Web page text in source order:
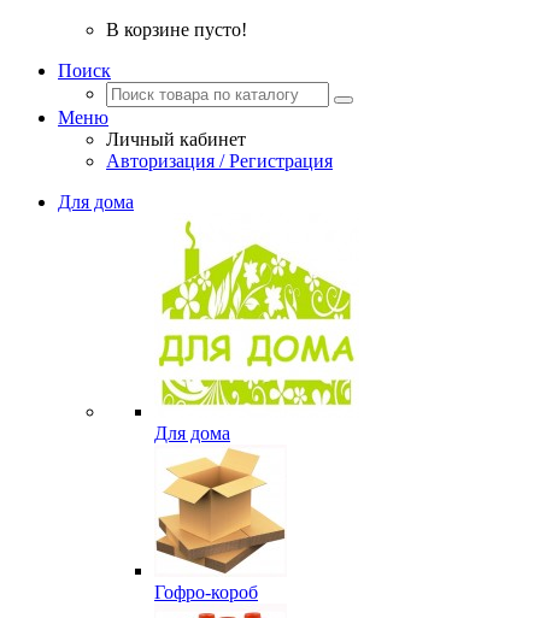
В корзине пусто!
Поиск
Меню
Личный кабинет
Авторизация / Регистрация
Для дома
Для дома
Гофро-короб